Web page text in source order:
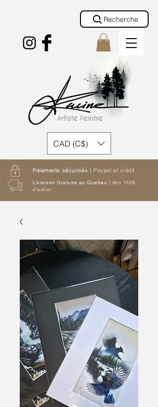
Paiements sécurisés | Paypal et crédit
Livraison Gratuite au Québec | dès 150$
d'achat
Recherche
CAD (C$)